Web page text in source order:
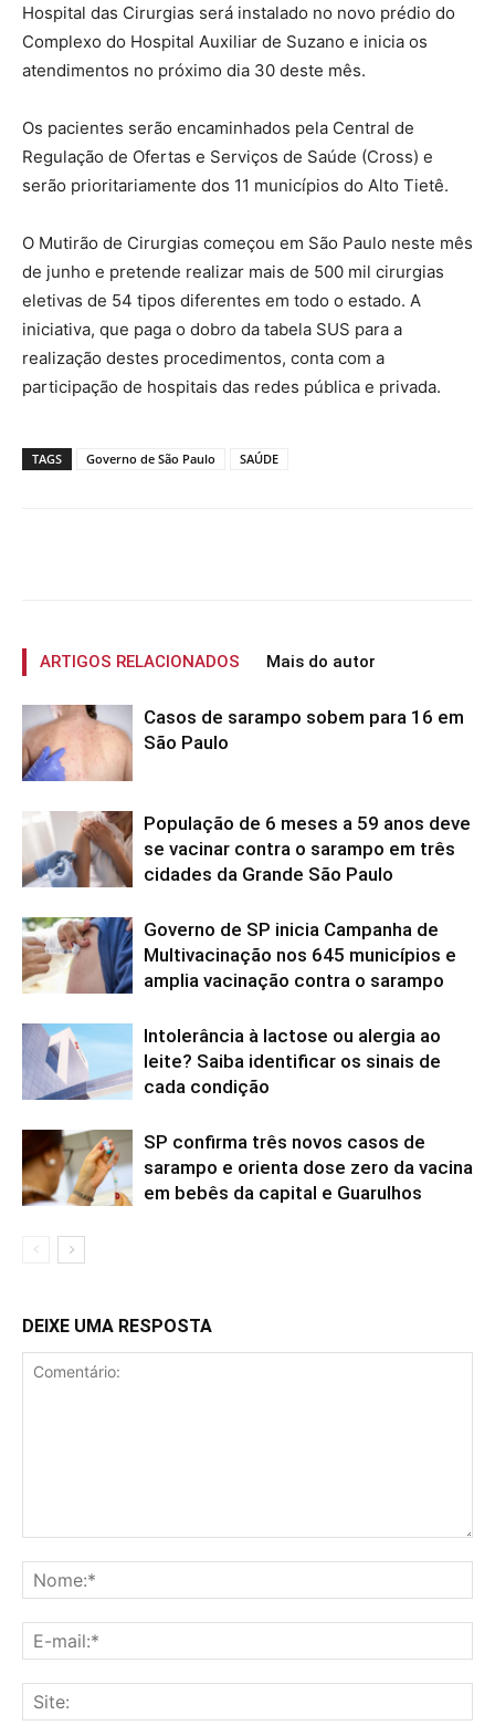
Hospital das Cirurgias será instalado no novo prédio do
Complexo do Hospital Auxiliar de Suzano e inicia os
atendimentos no próximo dia 30 deste mês.
Os pacientes serão encaminhados pela Central de
Regulação de Ofertas e Serviços de Saúde (Cross) e
serão prioritariamente dos 11 municípios do Alto Tietê.
O Mutirão de Cirurgias começou em São Paulo neste mês
de junho e pretende realizar mais de 500 mil cirurgias
eletivas de 54 tipos diferentes em todo o estado. A
iniciativa, que paga o dobro da tabela SUS para a
realização destes procedimentos, conta com a
participação de hospitais das redes pública e privada.
TAGS Governo de São Paulo SAÚDE
ARTIGOS RELACIONADOS Mais do autor
Casos de sarampo sobem para 16 em
São Paulo
População de 6 meses a 59 anos deve
se vacinar contra o sarampo em três
cidades da Grande São Paulo
Governo de SP inicia Campanha de
Multivacinação nos 645 municípios e
amplia vacinação contra o sarampo
Intolerância à lactose ou alergia ao
leite? Saiba identificar os sinais de
cada condição
SP confirma três novos casos de
sarampo e orienta dose zero da vacina
em bebês da capital e Guarulhos
DEIXE UMA RESPOSTA